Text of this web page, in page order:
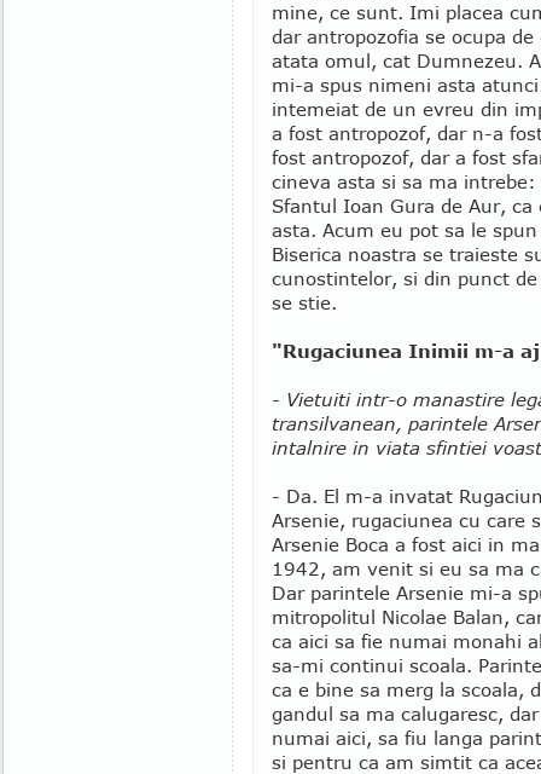
mine, ce sunt. Imi placea
dar antropozofia se ocupa
atata omul, cat Dumnezeu.
mi-a spus nimeni asta
intemeiat de un evreu din
a fost antropozof, dar n-a
fost antropozof, dar a fost
cineva asta si sa ma
Sfantul Ioan Gura de Aur,
asta. Acum eu pot sa le
Biserica noastra se traieste
cunostintelor, si din punct
se stie.
"Rugaciunea Inimii m-a
- Vietuiti intr-o manastire
transilvanean, parintele
intalnire in viata sfintiei
- Da. El m-a invatat
Arsenie, rugaciunea cu care
Arsenie Boca a fost aici in
1942, am venit si eu sa ma
Dar parintele Arsenie mi-a
mitropolitul Nicolae Balan,
ca aici sa fie numai monahi
sa-mi continui scoala.
ca e bine sa merg la scoala,
gandul sa ma calugaresc,
numai aici, sa fiu langa
si pentru ca am simtit ca